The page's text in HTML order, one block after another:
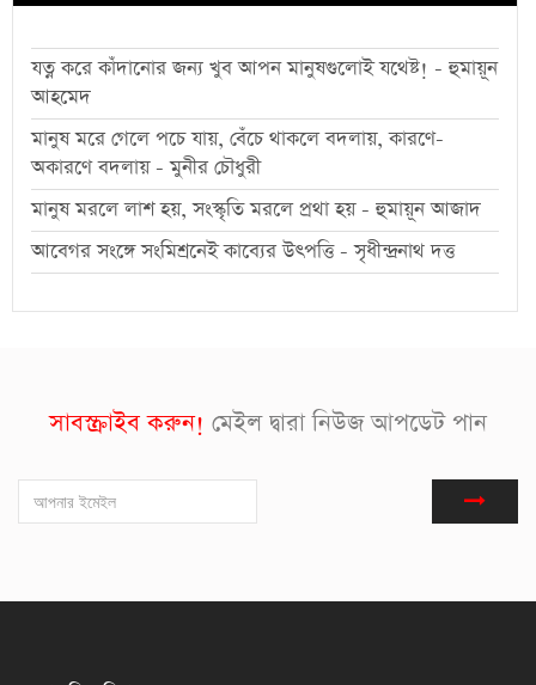
যত্ন করে কাঁদানোর জন্য খুব আপন মানুষগুলোই যথেষ্ট! - হুমায়ূন
আহমেদ
মানুষ মরে গেলে পচে যায়, বেঁচে থাকলে বদলায়, কারণে-
অকারণে বদলায় - মুনীর চৌধুরী
মানুষ মরলে লাশ হয়, সংস্কৃতি মরলে প্রথা হয় - হুমায়ূন আজাদ
আবেগর সংঙ্গে সংমিশ্রনেই কাব্যের উৎপত্তি - সৃধীন্দ্রনাথ দত্ত
সাবস্ক্রাইব করুন! মেইল দ্বারা নিউজ আপডেট পান